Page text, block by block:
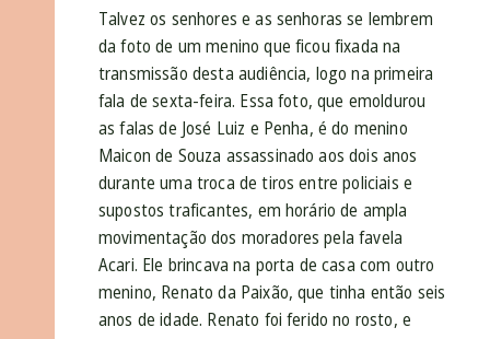
Talvez os senhores e as senhoras se lembrem
da foto de um menino que ficou fixada na
transmissão desta audiência, logo na primeira
fala de sexta-feira. Essa foto, que emoldurou
as falas de José Luiz e Penha, é do menino
Maicon de Souza assassinado aos dois anos
durante uma troca de tiros entre policiais e
supostos traficantes, em horário de ampla
movimentação dos moradores pela favela
Acari. Ele brincava na porta de casa com outro
menino, Renato da Paixão, que tinha então seis
anos de idade. Renato foi ferido no rosto, e